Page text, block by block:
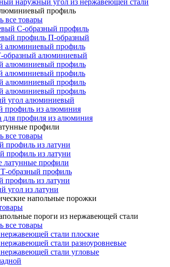
наружный угол из нержавеющей стали
профиль
все товары
С-образный профиль
профиль П-образный
алюминиевый профиль
образный алюминиевый
алюминиевый профиль
алюминиевый профиль
алюминиевый профиль
алюминиевый профиль
угол алюминиевый
профиль из алюминия
для профиля из алюминия
профили
все товары
профиль из латуни
профиль из латуни
латунные профили
образный профиль
профиль из латуни
угол из латуни
напольные порожки
пороги из нержавеющей стали
все товары
стали плоские
стали разноуровневые
стали угловые